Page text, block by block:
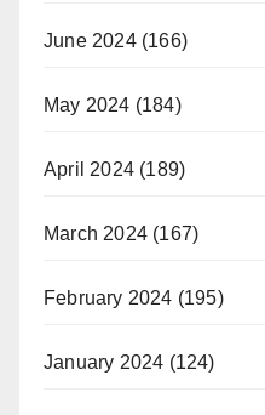
June 2024(166)
May 2024 (184)
April 2024 (189)
March 2024 (167)
February 2024 (195)
January 2024 (124)